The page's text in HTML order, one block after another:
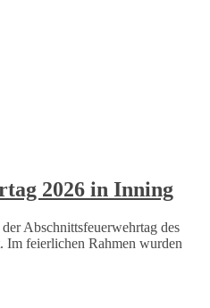
2026 in Inning
Abschnittsfeuerwehrtag des
Im feierlichen Rahmen wurden